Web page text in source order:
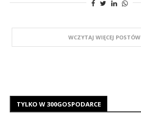
WCZYTAJ WIĘCEJ POSTÓW
TYLKO W 300GOSPODARCE